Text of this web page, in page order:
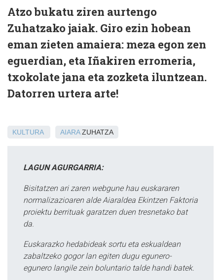
Atzo bukatu ziren aurtengo
Zuhatzako jaiak. Giro ezin hobean
eman zieten amaiera: meza egon zen
eguerdian, eta Iñakiren erromeria,
txokolate jana eta zozketa iluntzean.
Datorren urtera arte!
KULTURA AIARAZUHATZA
LAGUN AGURGARRIA:
Bisitatzen ari zaren webgune hau euskararen
normalizazioaren alde Aiaraldea Ekintzen Faktoria
proiektu berrituak garatzen duen tresnetako bat
da.
Euskarazko hedabideak sortu eta eskualdean
zabaltzeko gogor lan egiten dugu egunero-
egunero langile zein boluntario talde handi batek.